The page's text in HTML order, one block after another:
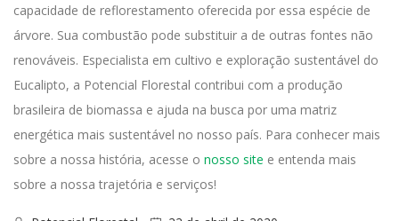
capacidade de reflorestamento oferecida por essa espécie de
árvore. Sua combustão pode substituir a de outras fontes não
renováveis. Especialista em cultivo e exploração sustentável do
Eucalipto, a Potencial Florestal contribui com a produção
brasileira de biomassa e ajuda na busca por uma matriz
energética mais sustentável no nosso país. Para conhecer mais
sobre a nossa história, acesse o nosso site e entenda mais
sobre a nossa trajetória e serviços!